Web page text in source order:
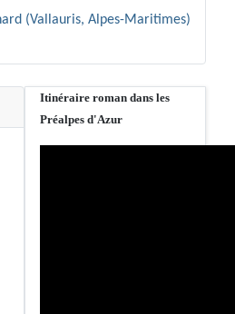
(Vallauris, Alpes-Maritimes)
Itinéraire roman dans les
Préalpes d'Azur